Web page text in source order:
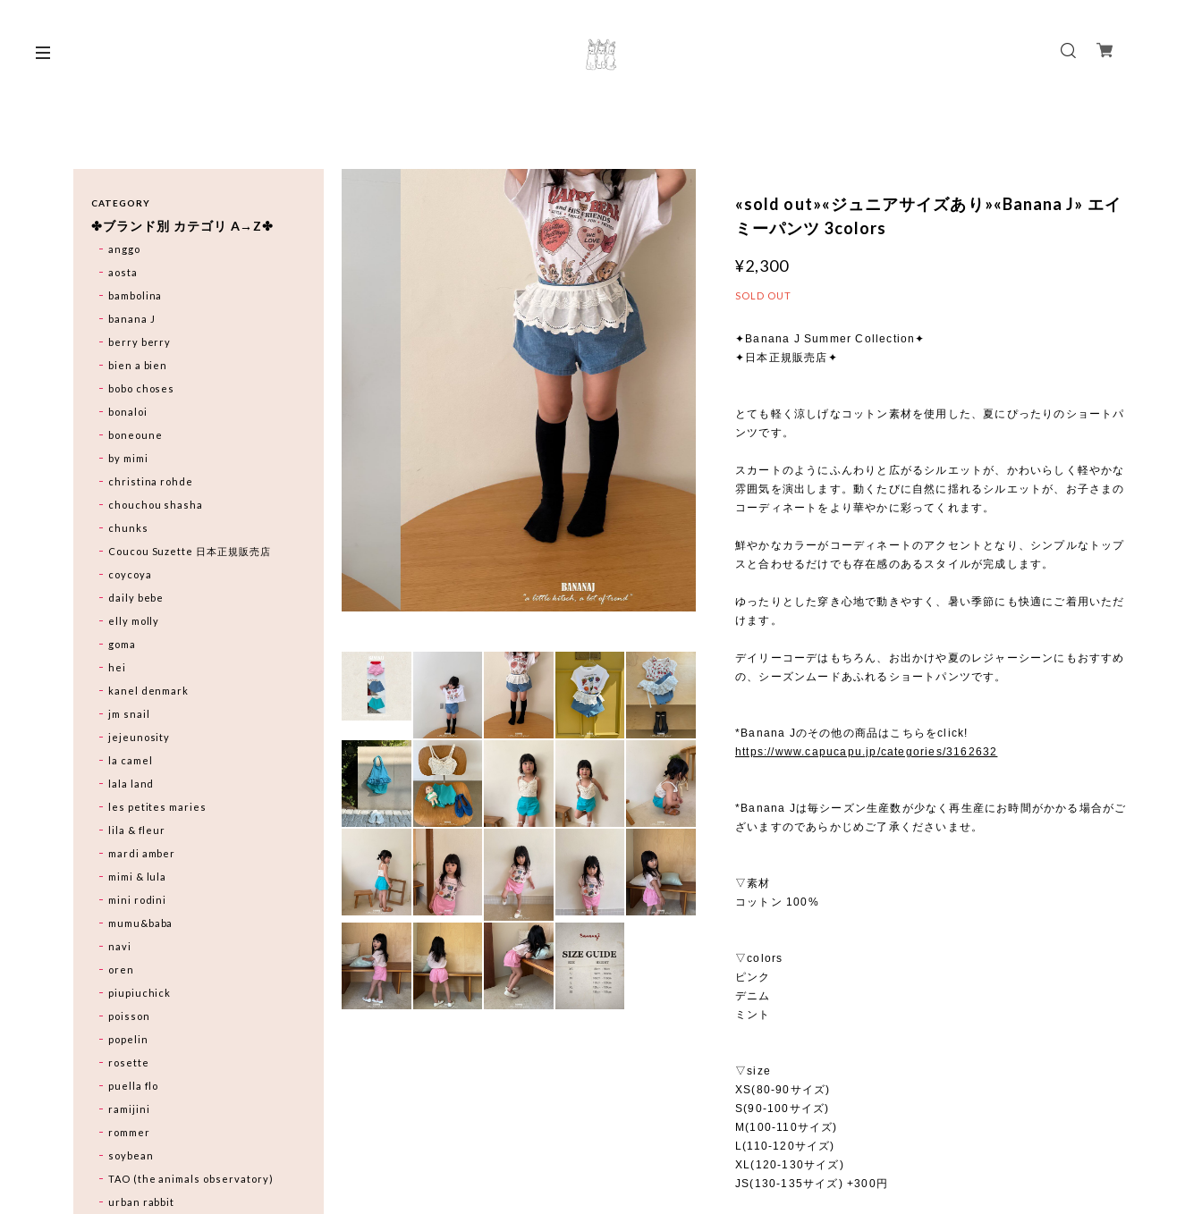
«sold out»«ジュニアサイズあり»«Banana J» エイ
ミーパンツ 3colors
¥2,300
SOLD OUT
✦Banana J Summer Collection✦
✦日本正規販売店✦
とても軽く涼しげなコットン素材を使用した、夏にぴったりのショートパ
ンツです。
スカートのようにふんわりと広がるシルエットが、かわいらしく軽やかな
雰囲気を演出します。動くたびに自然に揺れるシルエットが、お子さまの
コーディネートをより華やかに彩ってくれます。
鮮やかなカラーがコーディネートのアクセントとなり、シンプルなトップ
スと合わせるだけでも存在感のあるスタイルが完成します。
ゆったりとした穿き心地で動きやすく、暑い季節にも快適にご着用いただ
けます。
デイリーコーデはもちろん、お出かけや夏のレジャーシーンにもおすすめ
の、シーズンムードあふれるショートパンツです。
*Banana Jのその他の商品はこちらをclick!
https://www.capucapu.jp/categories/3162632
*Banana Jは毎シーズン生産数が少なく再生産にお時間がかかる場合がご
ざいますのであらかじめご了承くださいませ。
▽素材
コットン 100%
▽colors
ピンク
デニム
ミント
▽size
XS(80-90サイズ)
S(90-100サイズ)
M(100-110サイズ)
L(110-120サイズ)
XL(120-130サイズ)
JS(130-135サイズ) +300円
CATEGORY
✤ブランド別 カテゴリ A→Z✤
anggo
aosta
bambolina
banana J
berry berry
bien a bien
bobo choses
bonaloi
boneoune
by mimi
christina rohde
chouchou shasha
chunks
Coucou Suzette 日本正規販売店
coycoya
daily bebe
elly molly
goma
hei
kanel denmark
jm snail
jejeunosity
la camel
lala land
les petites maries
lila & fleur
mardi amber
mimi & lula
mini rodini
mumu&baba
navi
oren
piupiuchick
poisson
popelin
rosette
puella flo
ramijini
rommer
soybean
TAO (the animals observatory)
urban rabbit